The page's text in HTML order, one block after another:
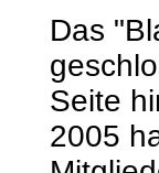
Das
Seite
2005